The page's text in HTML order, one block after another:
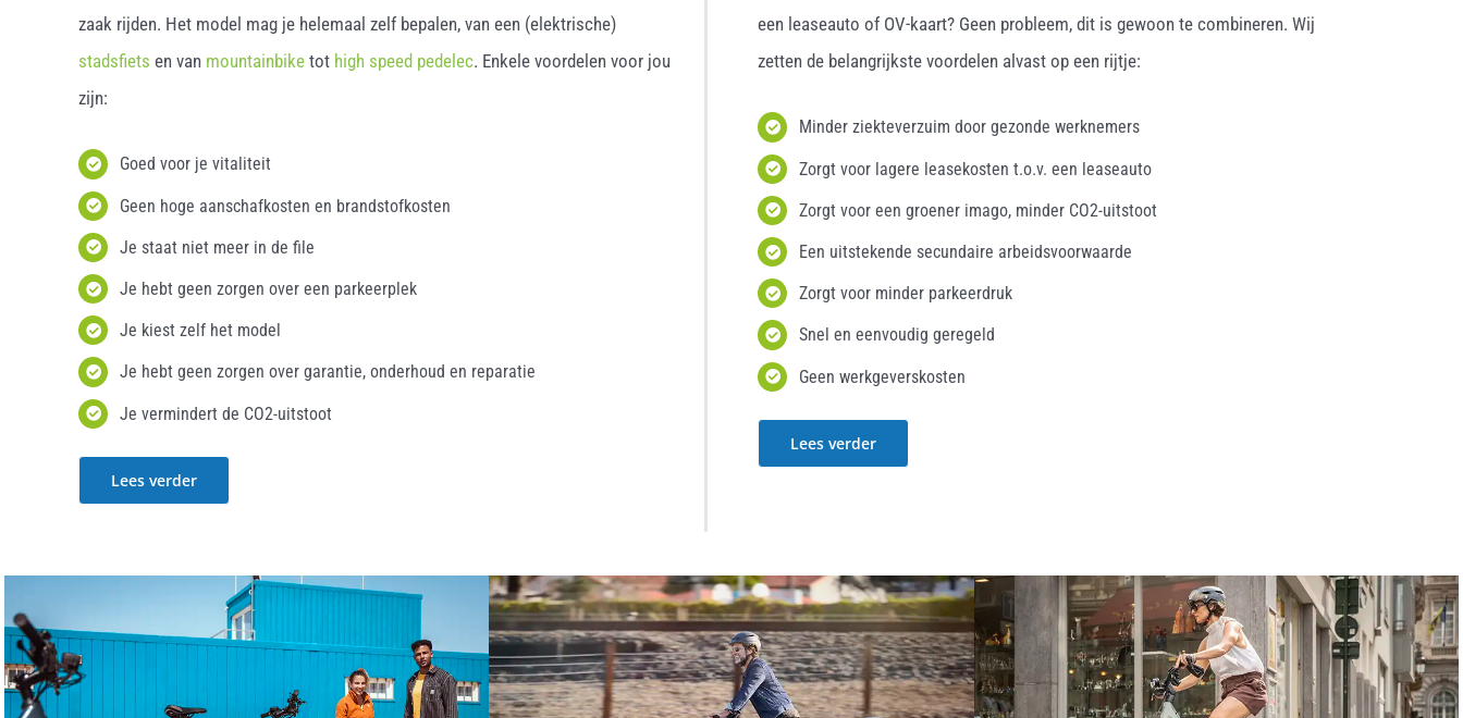
zaak rijden. Het model mag je helemaal zelf bepalen, van een (elektrische)
stadsfiets en van mountainbiketot high speed pedelec. Enkele voordelen voor jou
zijn:
Goed voor je vitaliteit
Geen hoge aanschafkosten en brandstofkosten
Je staat niet meer in de file
Je hebt geen zorgen over een parkeerplek
Je kiest zelf het model
Je hebt geen zorgen over garantie, onderhoud en reparatie
Je vermindert de CO2-uitstoot
Lees verder
een leaseauto of OV-kaart? Geen probleem, dit is gewoon te combineren. Wij
zetten de belangrijkste voordelen alvast op een rijtje:
Minder ziekteverzuim door gezonde werknemers
Zorgt voor lagere leasekosten t.o.v. een leaseauto
Zorgt voor een groener imago, minder CO2-uitstoot
Een uitstekende secundaire arbeidsvoorwaarde
Zorgt voor minder parkeerdruk
Snel en eenvoudig geregeld
Geen werkgeverskosten
Lees verder